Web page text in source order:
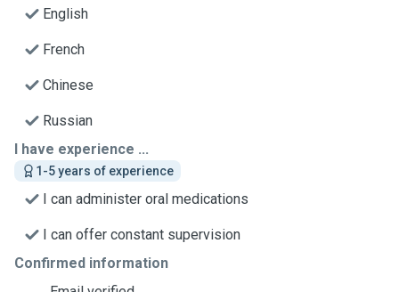
English
French
Chinese
Russian
I have experience ...
1-5 years of experience
I can administer oral medications
I can offer constant supervision
Confirmed information